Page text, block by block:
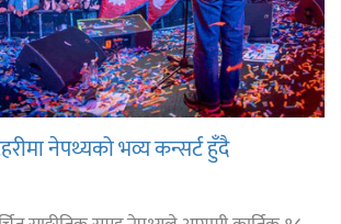
नेपथ्यको भव्य कन्सर्ट हुँदै